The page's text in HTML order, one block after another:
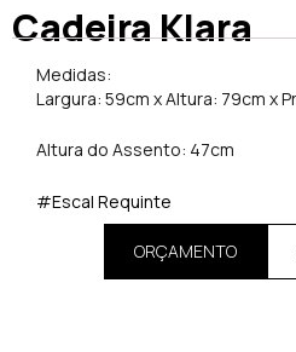
Cadeira Klara
Medidas:
Largura: 59cm x Altura: 79cm x
Altura do Assento: 47cm
#Escal Requinte
ORÇAMENTO